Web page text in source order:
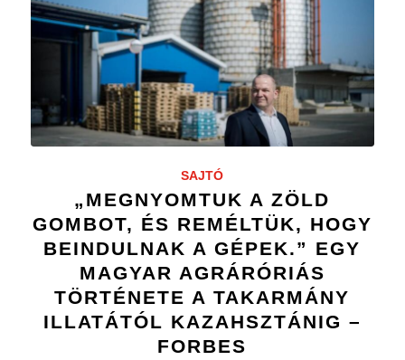
SAJTÓ
„MEGNYOMTUK A ZÖLD
GOMBOT, ÉS REMÉLTÜK, HOGY
BEINDULNAK A GÉPEK.” EGY
MAGYAR AGRÁRÓRIÁS
TÖRTÉNETE A TAKARMÁNY
ILLATÁTÓL KAZAHSZTÁNIG –
FORBES